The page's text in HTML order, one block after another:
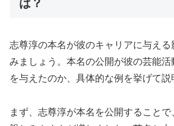
は？
志尊淳の本名が彼のキャリアに与える
みましょう。本名の公開が彼の芸能
を与えたのか、具体的な例を挙げて説
まず、志尊淳が本名を公開すること